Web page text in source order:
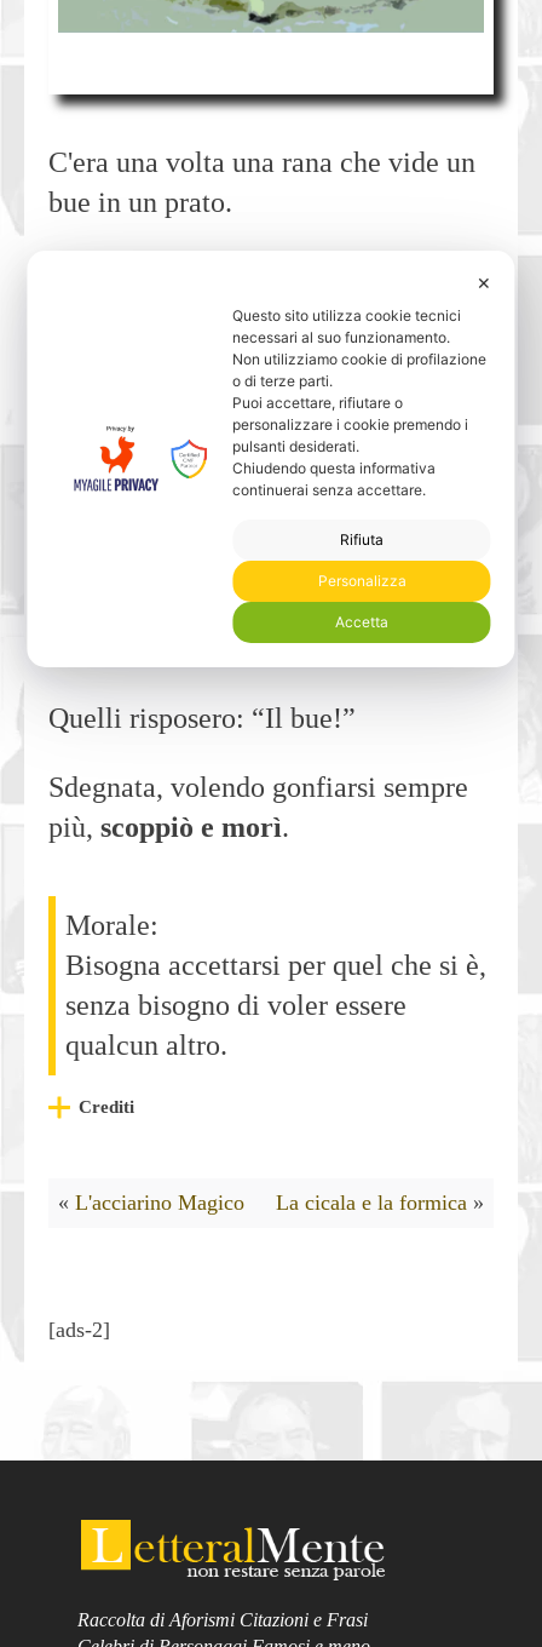
C'era una volta una rana che vide un
bue in un prato.
quell'imponenza prese a gonfiare la
sua pelle rugosa.
Chiese poi ai suoi piccoli se era
diventata più grande del bue.Essi
risposero di no .
Subito riprese a gonfiarsi con
maggiore sforzo e di nuovo chiese
chi fosse più grande.
Quelli risposero: “Il bue!”
Sdegnata, volendo gonfiarsi sempre
più, scoppiò e morì.
Morale:
Bisogna accettarsi per quel che si è,
senza bisogno di voler essere
qualcun altro.
Crediti
« L'acciarino Magico La cicala e la formica »
[ads-2]
Raccolta di Aforismi Citazioni e Frasi
✕
Questo sito utilizza cookie tecnici
necessari al suo funzionamento.
Non utilizziamo cookie di profilazione
o di terze parti.
Puoi accettare, rifiutare o
personalizzare i cookie premendo i
pulsanti desiderati.
Chiudendo questa informativa
continuerai senza accettare.
Accetta
Rifiuta
Personalizza